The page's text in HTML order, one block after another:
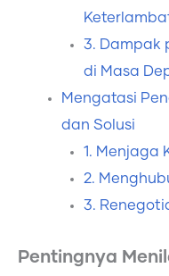
3. Dampak
di Masa
Mengatasi
dan Solusi
1. Menjaga
2.
3.
Pentingnya